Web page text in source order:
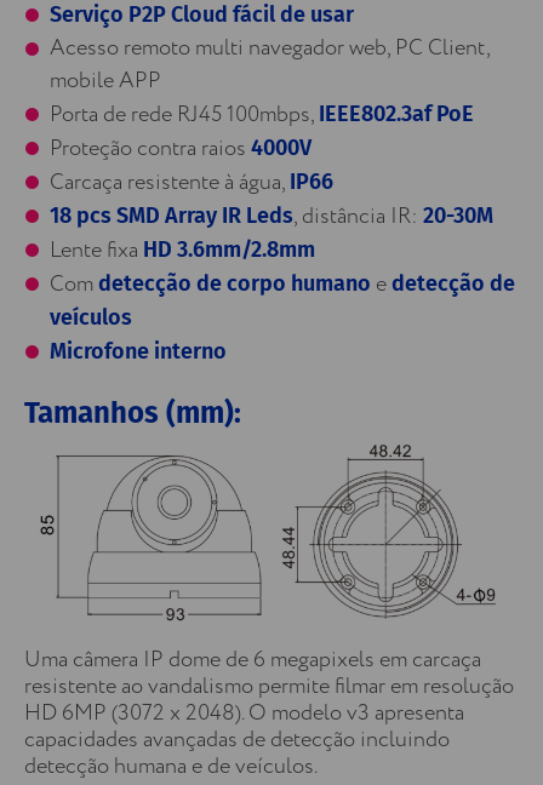
Serviço P2P Cloud fácil de usar
Acesso remoto multi navegador web, PC Client,
mobile APP
Porta de rede RJ45 100mbps, IEEE802.3af PoE
Proteção contra raios 4000V
Carcaça resistente à água, IP66
18 pcs SMD Array IR Leds, distância IR: 20-30M
Lente fixa HD 3.6mm/2.8mm
Comdetecção de corpo humano edetecção de
veículos
Microfone interno
Tamanhos (mm):
Uma câmera IP dome de 6 megapixels em carcaça
resistente ao vandalismo permite filmar em resolução
HD 6MP (3072 x 2048). O modelo v3 apresenta
capacidades avançadas de detecção incluindo
detecção humana e de veículos.